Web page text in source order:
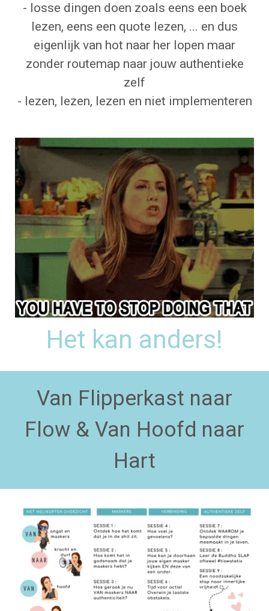
- losse dingen doen zoals eens een boek
lezen, eens een quote lezen, ... en dus
eigenlijk van hot naar her lopen maar
zonder routemap naar jouw authentieke
zelf
- lezen, lezen, lezen en niet implementeren
Het kan anders!
Van Flipperkast naar
Flow & Van Hoofd naar
Hart